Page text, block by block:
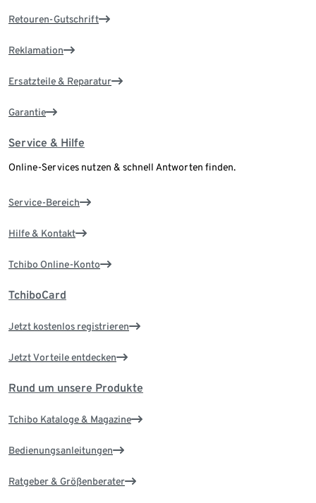
Retouren-Gutschrift
Reklamation
Ersatzteile & Reparatur
Garantie
Service & Hilfe
Online-Services nutzen & schnell Antworten finden.
Service-Bereich
Hilfe & Kontakt
Tchibo Online-Konto
TchiboCard
Jetzt kostenlos registrieren
Jetzt Vorteile entdecken
Rund um unsere Produkte
Tchibo Kataloge & Magazine
Bedienungsanleitungen
Ratgeber & Größenberater